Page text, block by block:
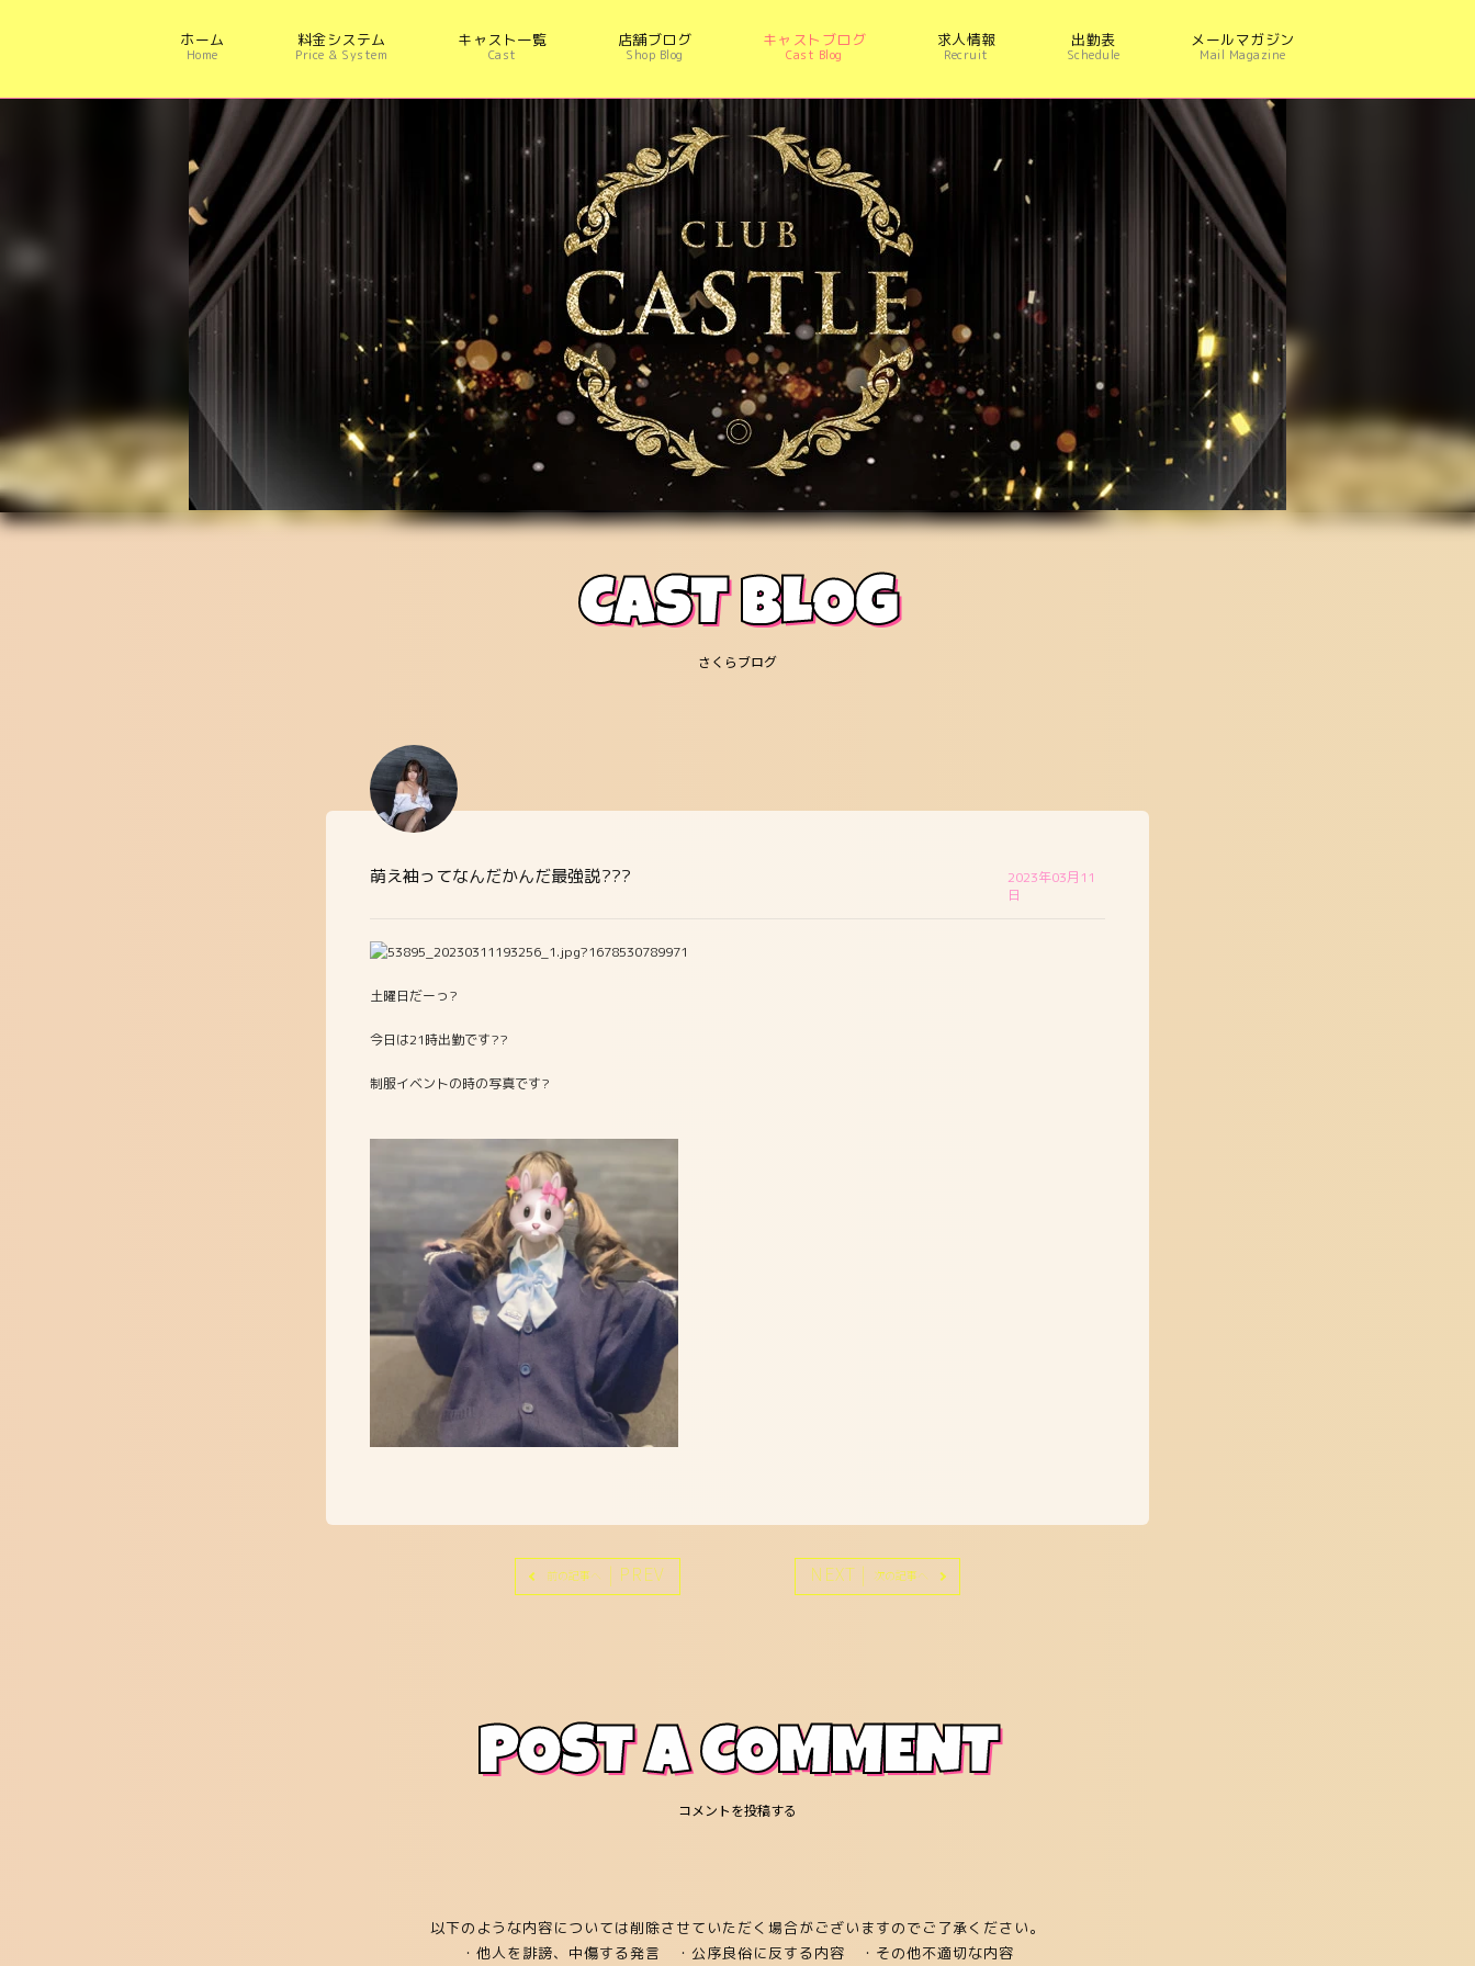
ホーム
Home
料金システム
Price & System
キャスト一覧
Cast
店舗ブログ
Shop Blog
キャストブログ
Cast Blog
求人情報
Recruit
出勤表
Schedule
メールマガジン
Mail Magazine
CAST BLOG
さくらブログ
萌え袖ってなんだかんだ最強説???
2023年03月11
日
土曜日だーっ?
今日は21時出勤です??
制服イベントの時の写真です?
前の記事へ | PREV NEXT | 次の記事へ
POST A COMMENT
コメントを投稿する
以下のような内容については削除させていただく場合がございますのでご了承ください。
・他人を誹謗、中傷する発言
・公序良俗に反する内容 ・その他不適切な内容